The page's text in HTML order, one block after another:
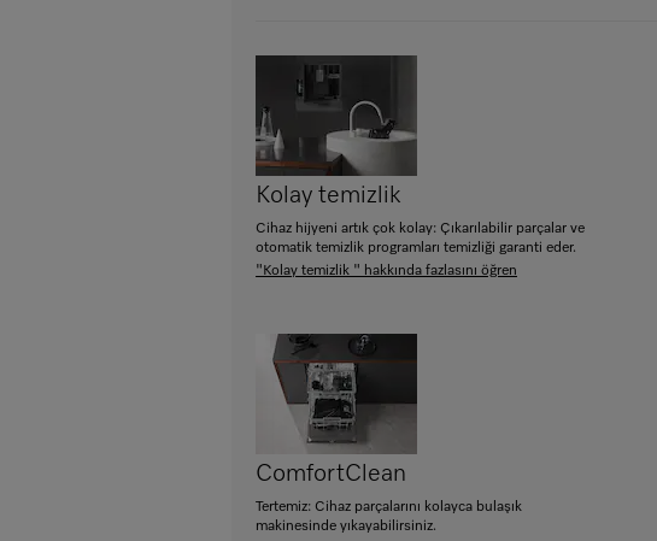
Kolay temizlik
Cihaz hijyeni artık çok kolay: Çıkarılabilir parçalar ve
otomatik temizlik programları temizliği garanti eder.
"Kolay temizlik " hakkında fazlasını öğren
ComfortClean
Tertemiz: Cihaz parçalarını kolayca bulaşık
makinesinde yıkayabilirsiniz.